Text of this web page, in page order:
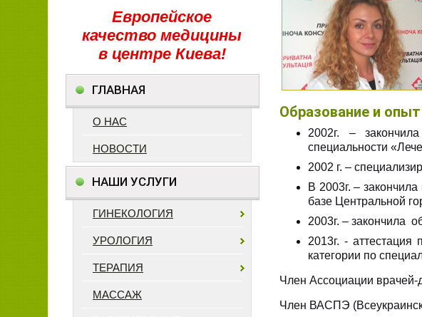
Европейское
качество медицины
в центре Киева!
ГЛАВНАЯ
О НАС
НОВОСТИ
НАШИ УСЛУГИ
ГИНЕКОЛОГИЯ
УРОЛОГИЯ
ТЕРАПИЯ
МАССАЖ
Образование и
2002г. –
специальности
2002 г. –
В 2003г. –
базе Центральной
2003г. – закончила
2013г. -
категории по
Член Ассоциации врачей-
Член ВАСПЭ